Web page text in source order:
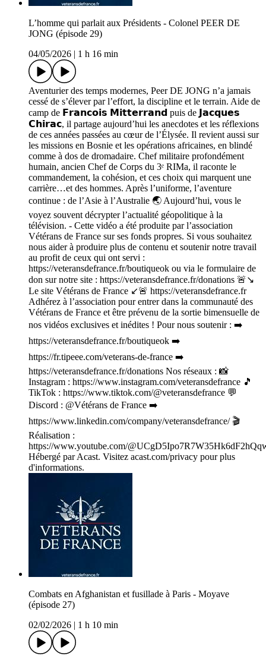
L’homme qui parlait aux Présidents - Colonel PEER DE
JONG (épisode 29)
04/05/2026
1 h 16 min
Aventurier des temps modernes, Peer DE JONG n’a jamais
cessé de s’élever par l’effort, la discipline et le terrain. Aide de
camp de 𝗙𝗿𝗮𝗻𝗰𝗼𝗶𝘀 𝗠𝗶𝘁𝘁𝗲𝗿𝗿𝗮𝗻𝗱 puis de 𝗝𝗮𝗰𝗾𝘂𝗲𝘀
𝗖𝗵𝗶𝗿𝗮𝗰, il partage aujourd’hui les anecdotes et les réflexions
de ces années passées au cœur de l’Élysée. Il revient aussi sur
les missions en Bosnie et les opérations africaines, en blindé
comme à dos de dromadaire. Chef militaire profondément
humain, ancien Chef de Corps du 3ᵉ RIMa, il raconte le
commandement, la cohésion, et ces choix qui marquent une
carrière…et des hommes. Après l’uniforme, l’aventure
continue : de l’Asie à l’Australie 🌏 Aujourd’hui, vous le
voyez souvent décrypter l’actualité géopolitique à la
télévision. - Cette vidéo a été produite par l’association
Vétérans de France sur ses fonds propres. Si vous souhaitez
nous aider à produire plus de contenu et soutenir notre travail
au profit de ceux qui ont servi :
https://veteransdefrance.fr/boutiqueok ou via le formulaire de
don sur notre site : https://veteransdefrance.fr/donations 🚨↘️
Le site Vétérans de France ↙️🚨 https://veteransdefrance.fr
Adhérez à l’association pour entrer dans la communauté des
Vétérans de France et être prévenu de la sortie bimensuelle de
nos vidéos exclusives et inédites ! Pour nous soutenir : ➡️
https://veteransdefrance.fr/boutiqueok ➡️
https://fr.tipeee.com/veterans-de-france ➡️
https://veteransdefrance.fr/donations Nos réseaux : 📸
Instagram : https://www.instagram.com/veteransdefrance 🎵
TikTok : https://www.tiktok.com/@veteransdefrance 💬
Discord : @Vétérans de France ➡️
https://www.linkedin.com/company/veteransdefrance/ 🎬
Réalisation :
https://www.youtube.com/
Hébergé par Acast. Visitez acast.com/privacy pour plus
d'informations.
Combats en Afghanistan et fusillade à Paris - Moyave
(épisode 27)
02/02/2026
1 h 10 min